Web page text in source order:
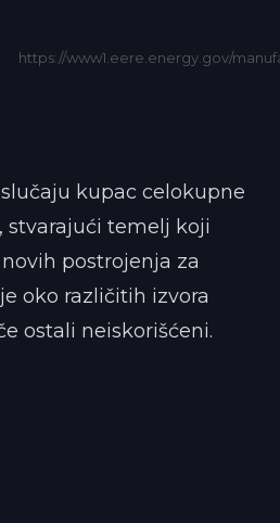
https://www1.eere.energy.gov/
kupac celokupne
stvarajući temelj koji
postrojenja za
oko različitih izvora
ostali neiskorišćeni.